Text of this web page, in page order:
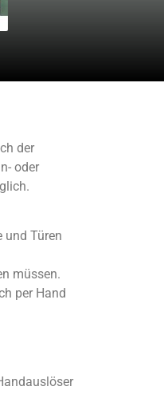
der
oder
und Türen
müssen.
per Hand